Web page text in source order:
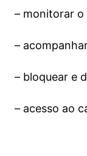
– monitorar o
–
– bloquear e
– acesso ao